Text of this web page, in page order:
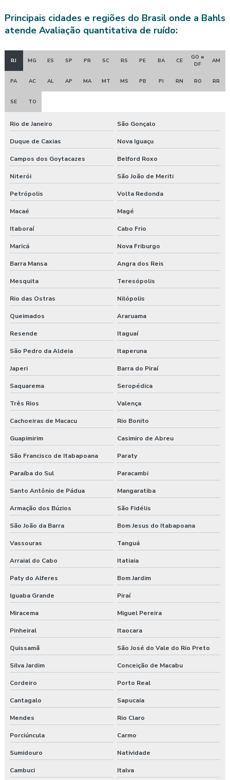
Avaliação quantitativa de ruído
Avaliação de riscos posto de trabalho
Clinica exame admissional em pinhão
Clínica para fazer exame aso
Clínica de medicina do trabalho
Consultoria ambiental e segurança do trabalho
Consultoria empresarial paraná
Consultoria higiene ocupacional
Consultoria saúde e segurança do trabalho
Consultoria segurança do trabalho
Consultoria segurança do trabalho curitiba
Consultoria segurança do trabalho guarapuava
Consultoria em segurança do trabalho e meio ambiente
Consultoria e segurança no trabalho
Curso esocial para segurança do trabalho
Curso de nr 17
Curso nr 31
Empresa de consultoria em saúde e segurança do trabalho
Empresa de consultoria segurança do trabalho
Empresa de consultoria técnico de segurança do trabalho
Empresa de exame admissional
Empresa de exame demissional
Empresa de higiene ocupacional
Empresa de medicina no trabalho
Empresa de prestação de serviços de segurança do trabalho
Empresa prestadora de serviços de segurança do trabalho
Empresa que faz exame admissional
Empresa que faz pgr
Empresa de saúde e segurança do trabalho
Principais cidades e regiões do Brasil onde a Bahls
atende Avaliação quantitativa de ruído:
RJ MG ES SP PR SC RS PE BA CE
GO e
DF
AM
PA AC AL AP MA MT MS PB PI RN RO RR
SE TO
Rio de Janeiro São Gonçalo
Duque de Caxias Nova Iguaçu
Campos dos Goytacazes Belford Roxo
Niterói São João de Meriti
Petrópolis Volta Redonda
Macaé Magé
Itaboraí Cabo Frio
Maricá Nova Friburgo
Barra Mansa Angra dos Reis
Mesquita Teresópolis
Rio das Ostras Nilópolis
Queimados Araruama
Resende Itaguaí
São Pedro da Aldeia Itaperuna
Japeri Barra do Piraí
Saquarema Seropédica
Três Rios Valença
Cachoeiras de Macacu Rio Bonito
Guapimirim Casimiro de Abreu
São Francisco de Itabapoana Paraty
Paraíba do Sul Paracambi
Santo Antônio de Pádua Mangaratiba
Armação dos Búzios São Fidélis
São João da Barra Bom Jesus do Itabapoana
Vassouras Tanguá
Arraial do Cabo Itatiaia
Paty do Alferes Bom Jardim
Iguaba Grande Piraí
Miracema Miguel Pereira
Pinheiral Itaocara
Quissamã São José do Vale do Rio Preto
Silva Jardim Conceição de Macabu
Cordeiro Porto Real
Cantagalo Sapucaia
Mendes Rio Claro
Porciúncula Carmo
Sumidouro Natividade
Cambuci Italva